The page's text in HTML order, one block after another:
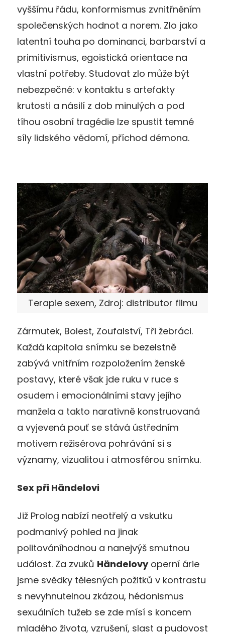
vyššímu řádu, konformismus zvnitřněním
společenských hodnot a norem. Zlo jako
latentní touha po dominanci, barbarství a
primitivismus, egoistická orientace na
vlastní potřeby. Studovat zlo může být
nebezpečné: v kontaktu s artefakty
krutosti a násilí z dob minulých a pod
tíhou osobní tragédie lze spustit temné
síly lidského vědomí, příchod démona.
Terapie sexem, Zdroj: distributor filmu
Zármutek, Bolest, Zoufalství, Tři žebráci.
Každá kapitola snímku se bezelstně
zabývá vnitřním rozpoložením ženské
postavy, které však jde ruku v ruce s
osudem i emocionálními stavy jejího
manžela a takto narativně konstruovaná
a vyjevená pouť se stává ústředním
motivem režisérova pohrávání si s
významy, vizualitou i atmosférou snímku.
Sex při Händelovi
Již Prolog nabízí neotřelý a vskutku
podmanivý pohled na jinak
politováníhodnou a nanejvýš smutnou
událost. Za zvuků Händelovyoperní árie
jsme svědky tělesných požitků v kontrastu
s nevyhnutelnou zkázou, hédonismus
sexuálních tužeb se zde mísí s koncem
mladého života, vzrušení, slast a pudovost